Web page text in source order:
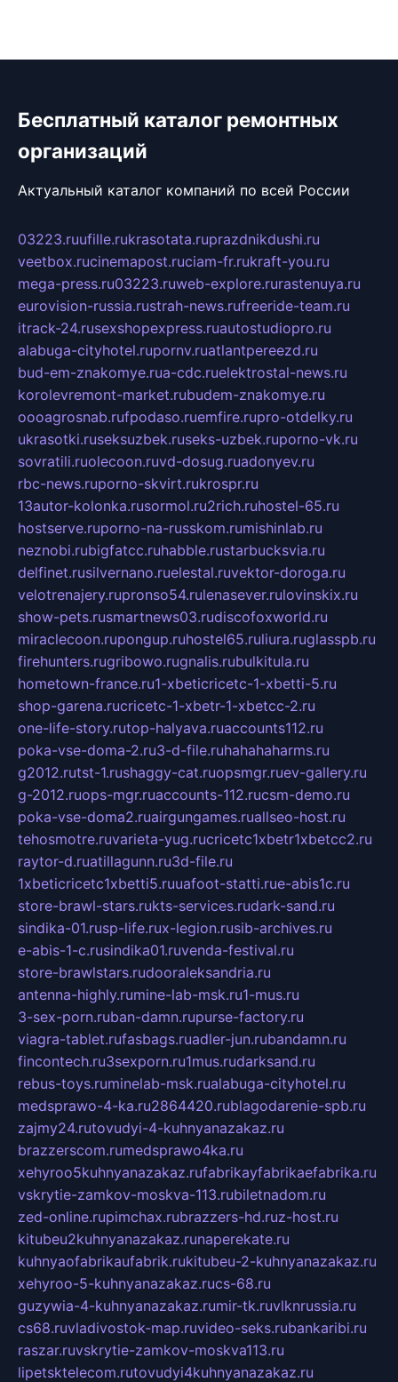
Бесплатный каталог ремонтных
организаций
Актуальный каталог компаний по всей России
03223.ruufille.rukrasotata.ruprazdnikdushi.ru
veetbox.rucinemapost.ruciam-fr.rukraft-you.ru
mega-press.ru03223.ruweb-explore.rurastenuya.ru
eurovision-russia.rustrah-news.rufreeride-team.ru
itrack-24.rusexshopexpress.ruautostudiopro.ru
alabuga-cityhotel.rupornv.ruatlantpereezd.ru
bud-em-znakomye.rua-cdc.ruelektrostal-news.ru
korolevremont-market.rubudem-znakomye.ru
oooagrosnab.rufpodaso.ruemfire.rupro-otdelky.ru
ukrasotki.ruseksuzbek.ruseks-uzbek.ruporno-vk.ru
sovratili.ruolecoon.ruvd-dosug.ruadonyev.ru
rbc-news.ruporno-skvirt.rukrospr.ru
13autor-kolonka.rusormol.ru2rich.ruhostel-65.ru
hostserve.ruporno-na-russkom.rumishinlab.ru
neznobi.rubigfatcc.ruhabble.rustarbucksvia.ru
delfinet.rusilvernano.ruelestal.ruvektor-doroga.ru
velotrenajery.rupronso54.rulenasever.rulovinskix.ru
show-pets.rusmartnews03.rudiscofoxworld.ru
miraclecoon.rupongup.ruhostel65.ruliura.ruglasspb.ru
firehunters.rugribowo.rugnalis.rubulkitula.ru
hometown-france.ru1-xbeticricetc-1-xbetti-5.ru
shop-garena.rucricetc-1-xbetr-1-xbetcc-2.ru
one-life-story.rutop-halyava.ruaccounts112.ru
poka-vse-doma-2.ru3-d-file.ruhahahaharms.ru
g2012.rutst-1.rushaggy-cat.ruopsmgr.ruev-gallery.ru
g-2012.ruops-mgr.ruaccounts-112.rucsm-demo.ru
poka-vse-doma2.ruairgungames.ruallseo-host.ru
tehosmotre.ruvarieta-yug.rucricetc1xbetr1xbetcc2.ru
raytor-d.ruatillagunn.ru3d-file.ru
1xbeticricetc1xbetti5.ruuafoot-statti.rue-abis1c.ru
store-brawl-stars.rukts-services.rudark-sand.ru
sindika-01.rusp-life.rux-legion.rusib-archives.ru
e-abis-1-c.rusindika01.ruvenda-festival.ru
store-brawlstars.rudooraleksandria.ru
antenna-highly.rumine-lab-msk.ru1-mus.ru
3-sex-porn.ruban-damn.rupurse-factory.ru
viagra-tablet.rufasbags.ruadler-jun.rubandamn.ru
fincontech.ru3sexporn.ru1mus.rudarksand.ru
rebus-toys.ruminelab-msk.rualabuga-cityhotel.ru
medsprawo-4-ka.ru2864420.rublagodarenie-spb.ru
zajmy24.rutovudyi-4-kuhnyanazakaz.ru
brazzerscom.rumedsprawo4ka.ru
xehyroo5kuhnyanazakaz.rufabrikayfabrikaefabrika.ru
vskrytie-zamkov-moskva-113.rubiletnadom.ru
zed-online.rupimchax.rubrazzers-hd.ruz-host.ru
kitubeu2kuhnyanazakaz.runaperekate.ru
kuhnyaofabrikaufabrik.rukitubeu-2-kuhnyanazakaz.ru
xehyroo-5-kuhnyanazakaz.rucs-68.ru
guzywia-4-kuhnyanazakaz.rumir-tk.ruvlknrussia.ru
cs68.ruvladivostok-map.ruvideo-seks.rubankaribi.ru
raszar.ruvskrytie-zamkov-moskva113.ru
lipetsktelecom.rutovudyi4kuhnyanazakaz.ru